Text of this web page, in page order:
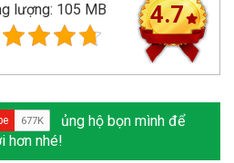
lượng: 105 MB
4.7
ủng hộ bọn mình để
hơn nhé!